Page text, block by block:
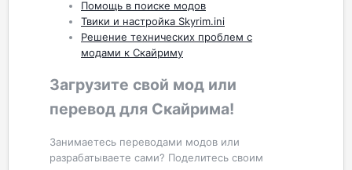
Помощь в поиске модов
Твики и настройка Skyrim.ini
Решение технических проблем с
модами к Скайриму
Загрузите свой мод или
перевод для Скайрима!
Занимаетесь переводами модов или
разрабатываете сами? Поделитесь своим